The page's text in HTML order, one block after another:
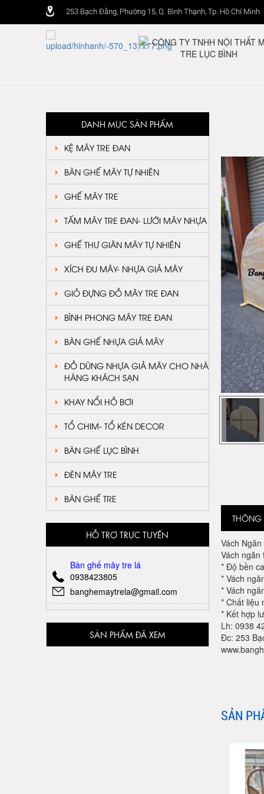
253 Bạch Đằng, Phường 15, Q. Bình Thạnh, Tp. Hồ Chí Minh
DANH MỤC SẢN PHẨM
KỆ MÂY TRE ĐAN
BÀN GHẾ MÂY TỰ NHIÊN
GHẾ MÂY TRE
TẤM MÂY TRE ĐAN- LƯỚI MÂY NHỰA
GHẾ THƯ GIÃN MÂY TỰ NHIÊN
XÍCH ĐU MÂY- NHỰA GIẢ MÂY
GIỎ ĐỰNG ĐỒ MÂY TRE ĐAN
BÌNH PHONG MÂY TRE ĐAN
BÀN GHẾ NHỰA GIẢ MÂY
ĐỒ DÙNG NHỰA GIẢ MÂY CHO NHÀ
HÀNG KHÁCH SẠN
KHAY NỔI HỒ BƠI
TỔ CHIM- TỔ KÉN DECOR
BÀN GHẾ LỤC BÌNH
ĐÈN MÂY TRE
BÀN GHẾ TRE
HỖ TRỢ TRỰC TUYẾN
Bàn ghế mây tre lá
0938423805
banghemaytrela@gmail.com
SẢN PHẨM ĐÃ XEM
THÔNG
Vách
Vách
* Độ bền
* Vách
* Vách
* Chất liệu
* Kết hợp
Lh: 0938
Đc: 253
SẢN